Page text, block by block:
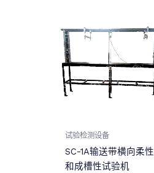
试验检测设备
SC-1A输送带横向柔性
和成槽性试验机